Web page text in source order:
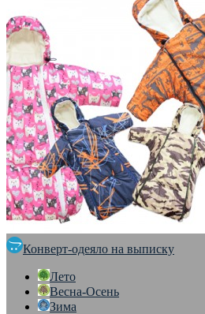
Конверт-одеяло на выписку
Лето
Весна-Осень
Зима